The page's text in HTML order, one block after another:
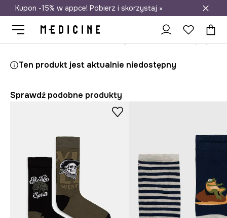
Darmowa dostawa do salonów
Kupon -15% w appce! Pobierz i skorzystaj »
Ten produkt jest aktualnie niedostępny
Sprawdź podobne produkty